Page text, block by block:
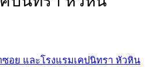
ซอย และโรงแรมเคปนิทรา หัวหิน